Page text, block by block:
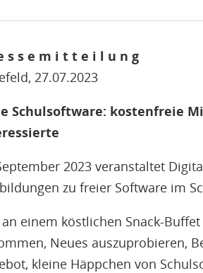
s s e m i t t e i l u n g
27.07.2023
Schulsoftware: kostenfreie
2023 veranstaltet
zu freier Software im
einem köstlichen Snack-
Neues auszuprobieren,
kleine Häppchen von